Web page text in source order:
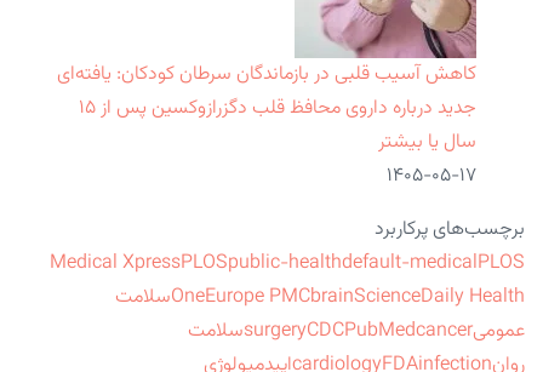
کاهش آسیب قلبی در بازماندگان سرطان کودکان: یافته‌ای
جدید درباره داروی محافظ قلب دگزرازوکسین پس از ۱۵
سال یا بیشتر
۱۴۰۵-۰۵-۱۷
برچسب‌های پرکاربرد
Medical XpressPLOSpublic-healthdefault-medicalPLOS
OneEurope PMCbrainScienceDaily Health
سلامت
عمومی
surgeryCDCPubMedcancer
سلامت
روان
cardiologyFDAinfection
اپیدمیولوژی